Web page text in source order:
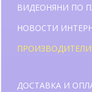
ВИДЕОНЯНИ ПО
НОВОСТИ
ДОСТАВКА И